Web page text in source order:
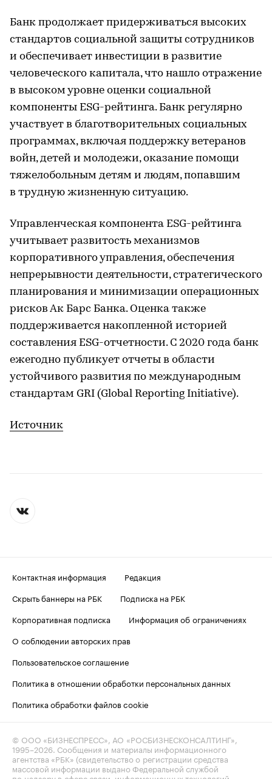
Банк продолжает придерживаться высоких
стандартов социальной защиты сотрудников
и обеспечивает инвестиции в развитие
человеческого капитала, что нашло отражение
в высоком уровне оценки социальной
компоненты ESG-рейтинга. Банк регулярно
участвует в благотворительных социальных
программах, включая поддержку ветеранов
войн, детей и молодежи, оказание помощи
тяжелобольным детям и людям, попавшим
в трудную жизненную ситуацию.
Управленческая компонента ESG-рейтинга
учитывает развитость механизмов
корпоративного управления, обеспечения
непрерывности деятельности, стратегического
планирования и минимизации операционных
рисков Ак Барс Банка. Оценка также
поддерживается накопленной историей
составления ESG-отчетности. С 2020 года банк
ежегодно публикует отчеты в области
устойчивого развития по международным
стандартам GRI (Global Reporting Initiative).
Источник
Контактная информация
Редакция
Скрыть баннеры на РБК
Подписка на РБК
Корпоративная подписка
Информация об ограничениях
О соблюдении авторских прав
Пользовательское соглашение
Политика в отношении обработки персональных данных
Политика обработки файлов cookie
© ООО «БИЗНЕСПРЕСС», АО «РОСБИЗНЕСКОНСАЛТИНГ»,
1995–2026. Сообщения и материалы информационного
агентства «РБК» (свидетельство о регистрации средства
массовой информации выдано Федеральной службой